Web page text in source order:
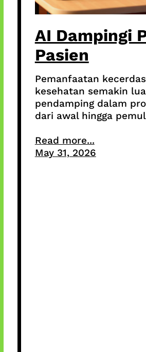
AI Dampingi
Pasien
Pemanfaatan
kesehatan semakin
pendamping dalam
dari awal hingga
Read more...
May 31, 2026